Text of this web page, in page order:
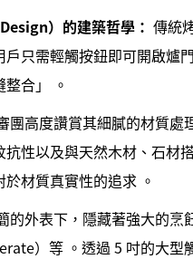
）的建築哲學： 傳統
只需輕觸按鈕即可開啟爐
合」 。
團高度讚賞其細膩的材質處
性以及與天然木材、石材
材質真實性的追求 。
的外表下，隱藏著強大的
）等 。透過 5 吋的大